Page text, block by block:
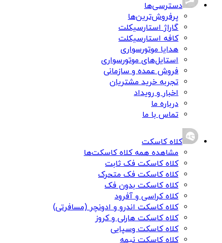
دسترسی‌ها
پرفروش‌ترین‌ها
گاراژ استارسیکلت
کافه استارسیکلت
هدایا موتورسواری
استایل‌های موتورسواری
فروش عمده و سازمانی
تجربه خرید مشتریان
اخبار و رویداد
درباره ما
تماس با ما
کلاه کاسکت
مشاهده همه کلاه کاسکت‌ها
کلاه کاسکت فک ثابت
کلاه کاسکت فک متحرک
کلاه کاسکت بدون فک
کلاه کراسی و آفرود
کلاه کاسکت اندرو و ادونچر (مسافرتی)
کلاه کاسکت هارلی و کروز
کلاه کاسکت وسپایی
کلاه کاسکت نیمه